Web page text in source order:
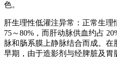
色。
肝生理性低灌注异常：正常生
75～80%，而肝动脉供血约占
脉和肠系膜上静脉结合而成。在
早期，由于造影剂与经脾脏及